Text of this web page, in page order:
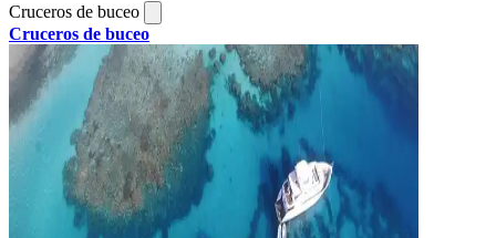
Cruceros de buceo
Cruceros de buceo